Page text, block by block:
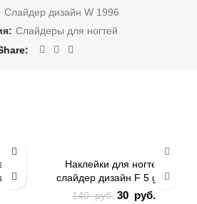
Слайдер дизайн W 1996
Слайдеры для ногтей
ЗИМА
Наклейки для ногтей
слайдер дизайн F 5 gold
140руб. 30 руб.Текущая